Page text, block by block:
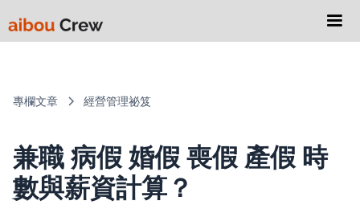
專欄文章 經營管理祕笈
兼職 病假 婚假 喪假 產假 時
數與薪資計算？